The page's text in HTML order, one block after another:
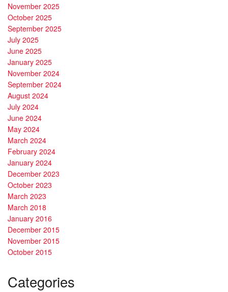
November 2025
October 2025
September 2025
July 2025
June 2025
January 2025
November 2024
September 2024
August 2024
July 2024
June 2024
May 2024
March 2024
February 2024
January 2024
December 2023
October 2023
March 2023
March 2018
January 2016
December 2015
November 2015
October 2015
Categories